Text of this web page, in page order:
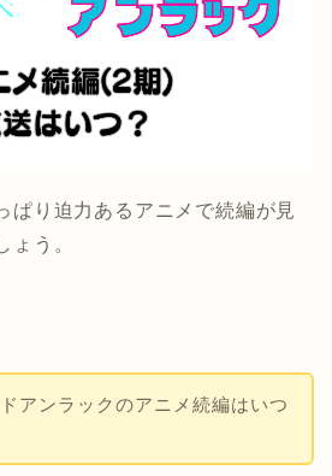
ぱり迫力あるアニメで続編が見
ょう。
アンラックのアニメ続編はいつ